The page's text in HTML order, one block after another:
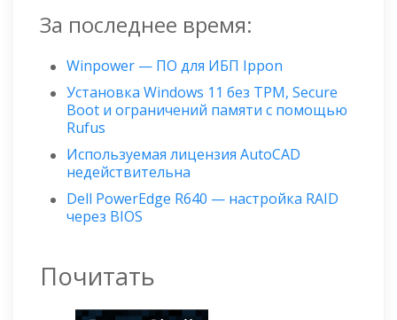
За последнее время:
Winpower — ПО для ИБП Ippon
Установка Windows 11 без TPM, Secure
Boot и ограничений памяти с помощью
Rufus
Используемая лицензия AutoCAD
недействительна
Dell PowerEdge R640 — настройка RAID
через BIOS
Почитать